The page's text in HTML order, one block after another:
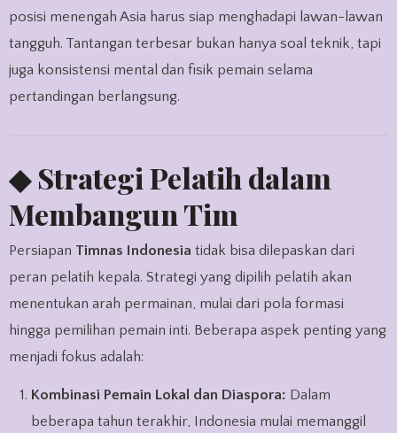
posisi menengah Asia harus siap menghadapi lawan-lawan
tangguh. Tantangan terbesar bukan hanya soal teknik, tapi
juga konsistensi mental dan fisik pemain selama
pertandingan berlangsung.
◆ Strategi Pelatih dalam
Membangun Tim
Persiapan Timnas Indonesia tidak bisa dilepaskan dari
peran pelatih kepala. Strategi yang dipilih pelatih akan
menentukan arah permainan, mulai dari pola formasi
hingga pemilihan pemain inti. Beberapa aspek penting yang
menjadi fokus adalah:
Kombinasi Pemain Lokal dan Diaspora: Dalam
beberapa tahun terakhir, Indonesia mulai memanggil